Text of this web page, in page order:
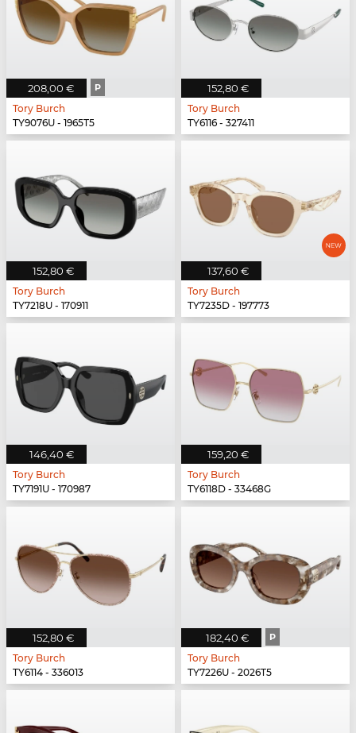
208,00 € P
Tory Burch
TY9076U - 1965T5
152,80 €
Tory Burch
TY6116 - 327411
152,80 €
Tory Burch
TY7218U - 170911
137,60 €
Tory Burch
TY7235D - 197773
146,40 €
Tory Burch
TY7191U - 170987
159,20 €
Tory Burch
TY6118D - 33468G
152,80 €
Tory Burch
TY6114 - 336013
182,40 € P
Tory Burch
TY7226U - 2026T5